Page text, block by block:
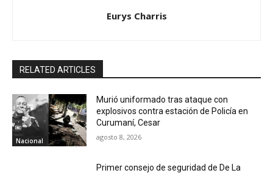
Eurys Charris
RELATED ARTICLES
Nacional
Murió uniformado tras ataque con
explosivos contra estación de Policía en
Curumaní, Cesar
agosto 8, 2026
Primer consejo de seguridad de De La